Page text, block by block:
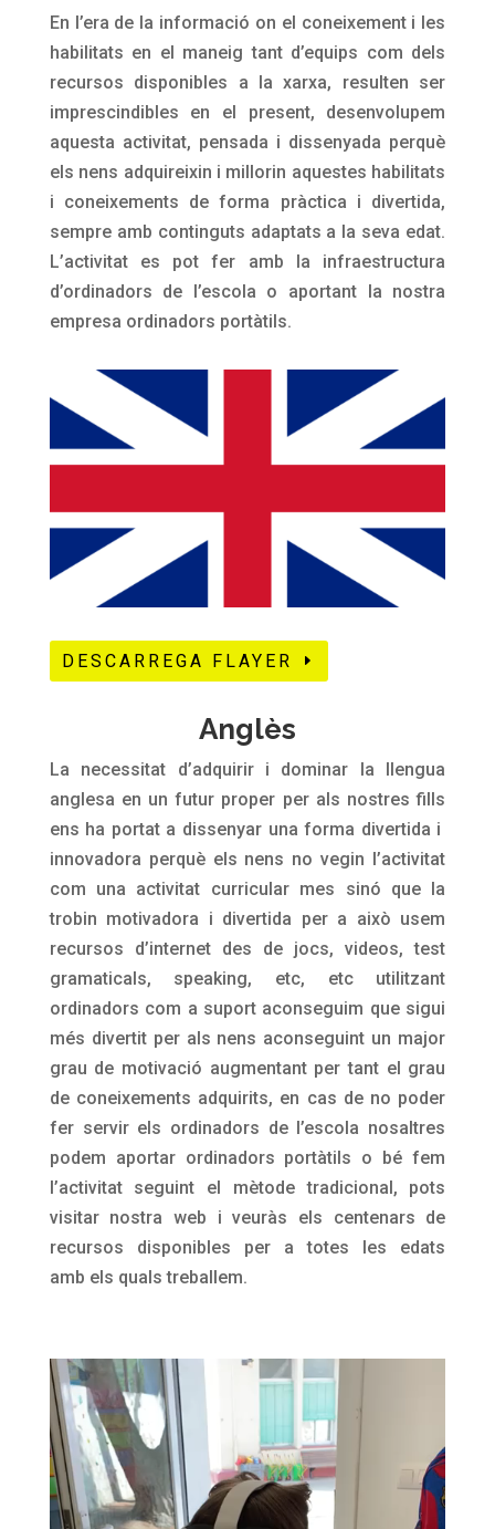
En l’era de la informació on el coneixement i les
habilitats en el maneig tant d’equips com dels
recursos disponibles a la xarxa, resulten ser
imprescindibles en el present, desenvolupem
aquesta activitat, pensada i dissenyada perquè
els nens adquireixin i millorin aquestes habilitats
i coneixements de forma pràctica i divertida,
sempre amb continguts adaptats a la seva edat.
L’activitat es pot fer amb la infraestructura
d’ordinadors de l’escola o aportant la nostra
empresa ordinadors portàtils.
DESCARREGA FLAYER
Anglès
La necessitat d’adquirir i dominar la llengua
anglesa en un futur proper per als nostres fills
ens ha portat a dissenyar una forma divertida i
innovadora perquè els nens no vegin l’activitat
com una activitat curricular mes sinó que la
trobin motivadora i divertida per a això usem
recursos d’internet des de jocs, videos, test
gramaticals, speaking, etc, etc utilitzant
ordinadors com a suport aconseguim que sigui
més divertit per als nens aconseguint un major
grau de motivació augmentant per tant el grau
de coneixements adquirits, en cas de no poder
fer servir els ordinadors de l’escola nosaltres
podem aportar ordinadors portàtils o bé fem
l’activitat seguint el mètode tradicional, pots
visitar nostra web i veuràs els centenars de
recursos disponibles per a totes les edats
amb els quals treballem.